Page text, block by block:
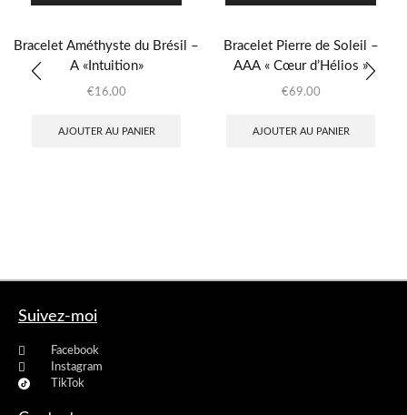
Bracelet Améthyste du Brésil –
A «Intuition»
€16.00
AJOUTER AU PANIER
Bracelet Pierre de Soleil –
AAA « Cœur d’Hélios »
€69.00
AJOUTER AU PANIER
Suivez-moi
Facebook
Instagram
TikTok